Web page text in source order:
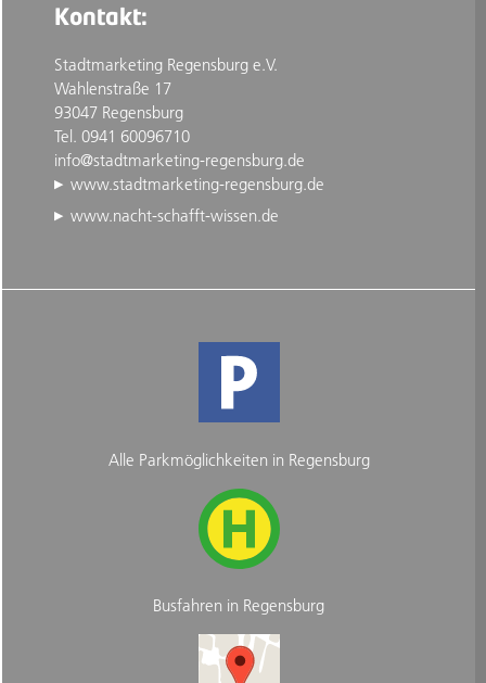
Kontakt:
Stadtmarketing Regensburg e.V.
Wahlenstraße 17
93047 Regensburg
Tel. 0941 60096710
info@stadtmarketing-regensburg.de
www.stadtmarketing-regensburg.de
www.nacht-schafft-wissen.de
Alle Parkmöglichkeiten in Regensburg
Busfahren in Regensburg